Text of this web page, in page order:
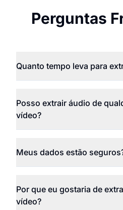
Perguntas
Quanto tempo leva para
Posso extrair áudio de
vídeo?
Meus dados estão
Por que eu gostaria de
vídeo?